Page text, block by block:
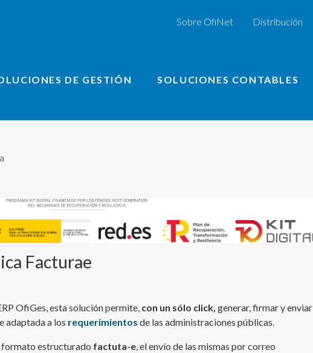
DE GESTIÓN SOLUCIONES CONTABLES
Sobre OfiNet Distribución
Facturae
OfiGes, esta solución permite, con un sólo click, generar, firmar y enviar
adaptada a los requerimientos de las administraciones públicas.
formato estructurado factuta-e, el envío de las mismas por correo